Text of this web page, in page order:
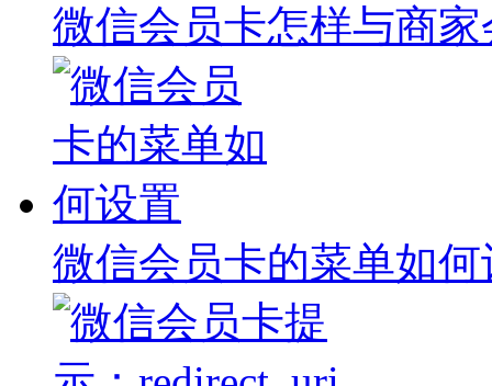
微信会员卡怎样与商
微信会员卡的菜单如何